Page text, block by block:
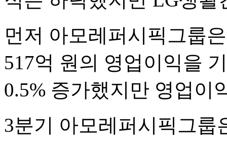
먼저 아모레퍼시픽그룹
517억 원의 영업이익을
0.5% 증가했지만 영업이
3분기 아모레퍼시픽그룹